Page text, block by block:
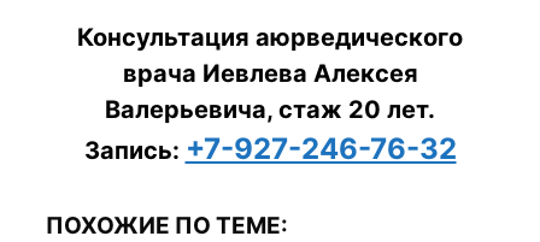
Консультация аюрведического
врача Иевлева Алексея
Валерьевича, стаж 20 лет.
Запись: +7-927-246-76-32
ПОХОЖИЕ ПО ТЕМЕ: